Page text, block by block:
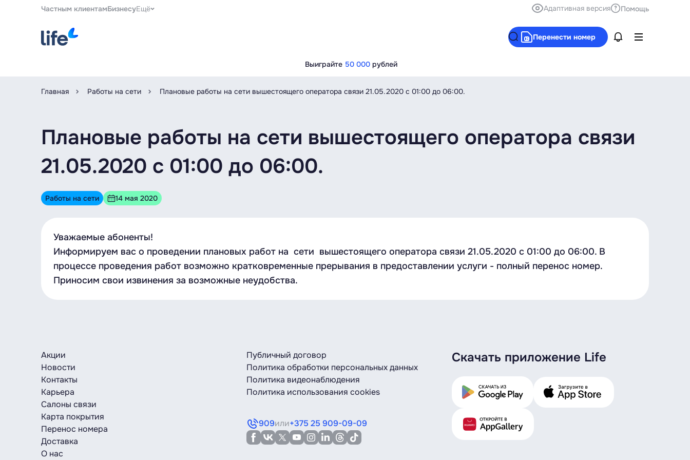
Частным клиентамБизнесуЕщё Адаптивная версия Помощь
Перенести номер
Выиграйте 50 000 рублей
Главная Работы на сети Плановые работы на сети вышестоящего оператора связи 21.05.2020 c 01:00 до 06:00.
Плановые работы на сети вышестоящего оператора связи
21.05.2020 c 01:00 до 06:00.
Работы на сети 14 мая 2020
Уважаемые абоненты!
Информируем вас о проведении плановых работ на сети вышестоящего оператора связи 21.05.2020 c 01:00 до 06:00. В
процессе проведения работ возможно кратковременные прерывания в предоставлении услуги - полный перенос номер.
Приносим свои извинения за возможные неудобства.
Акции
Новости
Контакты
Карьера
Салоны связи
Карта покрытия
Перенос номера
Доставка
О нас
Публичный договор
Политика обработки персональных данных
Политика видеонаблюдения
Политика использования cookies
909или+375 25 909-09-09
Скачать приложение Life